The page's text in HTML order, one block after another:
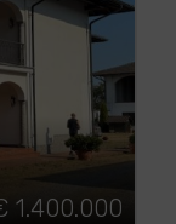
1.400.000